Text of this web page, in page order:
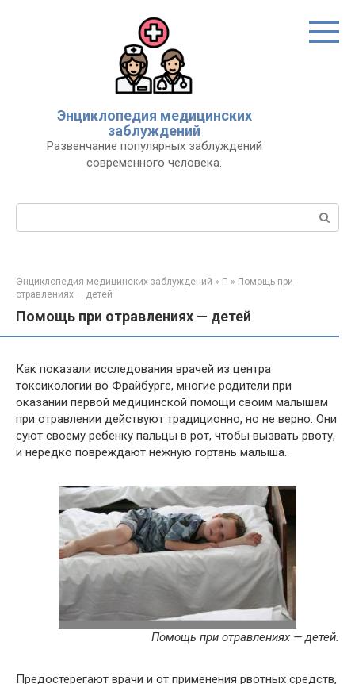
Энциклопедия медицинских
заблуждений
Развенчание популярных заблуждений
современного человека.
Поиск:
Энциклопедия медицинских заблуждений » П » Помощь при
отравлениях — детей
Помощь при отравлениях — детей
Как показали исследования врачей из центра
токсикологии во Фрайбурге, многие родители при
оказании первой медицинской помощи своим малышам
при отравлении действуют традиционно, но не верно. Они
суют своему ребенку пальцы в рот, чтобы вызвать рвоту,
и нередко повреждают нежную гортань малыша.
Помощь при отравлениях — детей.
Предостерегают врачи и от применения рвотных средств,